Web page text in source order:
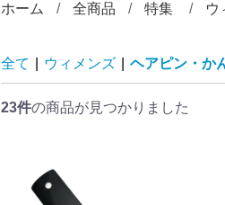
ホーム 全商品 特集 ウ
全て ウィメンズ ヘアピン・か
23件の商品が見つかりました